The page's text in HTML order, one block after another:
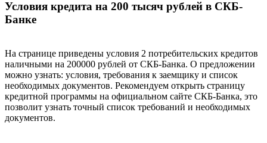
Условия кредита на 200 тысяч рублей в СКБ-
Банке
На странице приведены условия 2 потребительских кредитов
наличными на 200000 рублей от СКБ-Банка. О предложении
можно узнать: условия, требования к заемщику и список
необходимых документов. Рекомендуем открыть страницу
кредитной программы на официальном сайте СКБ-Банка, это
позволит узнать точный список требований и необходимых
документов.